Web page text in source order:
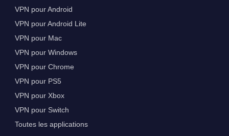
VPN pour Android
VPN pour Android Lite
VPN pour Mac
VPN pour Windows
VPN pour Chrome
VPN pour PS5
VPN pour Xbox
VPN pour Switch
Toutes les applications